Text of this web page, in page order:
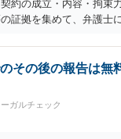
約の成立・内容・拘束
証拠を集めて、弁護士
その後の報告は無
ガルチェック